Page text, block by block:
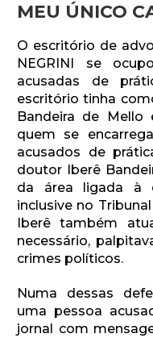
MEU ÚNICO
O escritório de
NEGRINI se
acusadas de
escritório tinha
Bandeira de Mello
quem se
acusados de
doutor Iberê
da área ligada à
inclusive no
Iberê também
necessário,
crimes políticos.
Numa dessas
uma pessoa
jornal com